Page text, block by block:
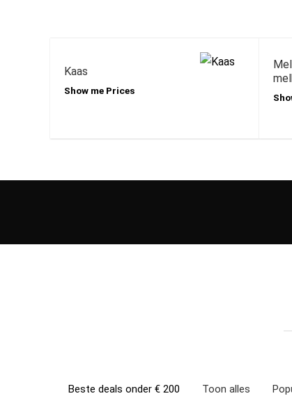
Kaas
Show me Prices
Beste deals onder € 200 Toon alles